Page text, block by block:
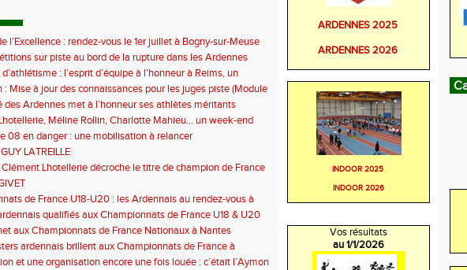
l’Excellence : rendez-vous le 1er juillet à Bogny-sur-Meuse
sur piste au bord de la rupture dans les Ardennes
: l’esprit d’équipe à l’honneur à Reims, un
la sédentarité des jeunes
: Mise à jour des connaissances pour les juges piste (Module
des Ardennes met à l’honneur ses athlètes méritants
Méline Rollin, Charlotte Mahieu… un week-end
les coureurs ardennais
08 en danger : une mobilisation à relancer
LATREILLE
Lhotellerie décroche le titre de champion de France
country
de France U18-U20 : les Ardennais au rendez-vous à
qualifiés aux Championnats de France U18 & U20
aux Championnats de France Nationaux à Nantes
ardennais brillent aux Championnats de France à
et une organisation encore une fois louée : c’était l’Aymon
ARDENNES 2025
ARDENNES 2026
INDOOR 2025
INDOOR 2026
Vos résultats
au 1/1/2026